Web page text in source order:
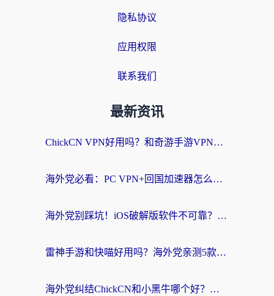
隐私协议
应用权限
联系我们
最新资讯
ChickCN VPN好用吗？和奇游手游VPN对比哪个回国效果更好？海外党亲测实用指南
海外党必看：PC VPN+回国加速器怎么选？无缝访问国内资源全攻略
海外党别踩坑！iOS破解版软件不可靠？教你选对回国加速器无缝看国内资源
雷神手游和快喵好用吗？海外党亲测5款回国加速器，附斧牛Bling对比+微信视频号解决办法
海外党纠结ChickCN和小黑牛哪个好？一篇帮你选对回国加速器的实用指南